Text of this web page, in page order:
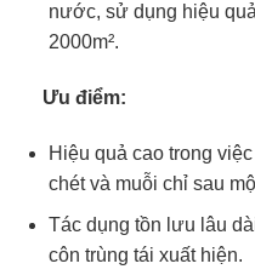
nước, sử dụng hiệu
2000m².
Ưu điểm:
Hiệu quả cao trong
chét và muỗi chỉ sau
Tác dụng tồn lưu lâu
côn trùng tái xuất hiện.